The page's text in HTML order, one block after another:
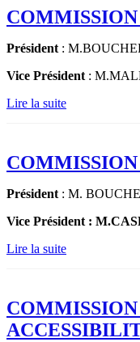
Président :
Vice Président :
Lire la suite
Président : M.
Vice Président :
Lire la suite